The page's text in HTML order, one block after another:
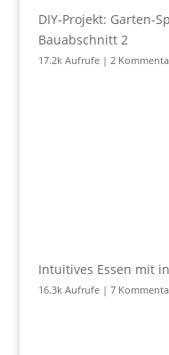
DIY-Projekt: Garten-
Bauabschnitt 2
17.2k Aufrufe| 2
Intuitives Essen mit
16.3k Aufrufe| 7